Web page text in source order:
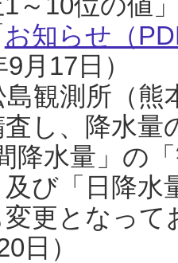
お知らせ（
月17日）
観測所（熊
し、降水
降水量」の
び「日降
更となっ
日）